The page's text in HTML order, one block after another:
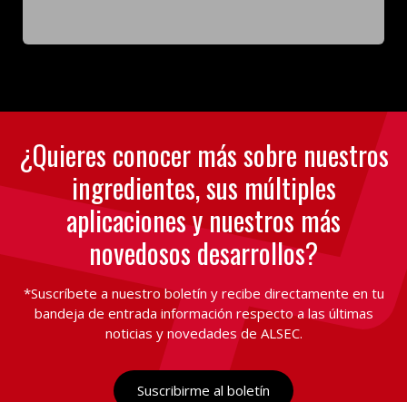
¿Quieres conocer más sobre nuestros
ingredientes, sus múltiples
aplicaciones y nuestros más
novedosos desarrollos?
*Suscríbete a nuestro boletín y recibe directamente en tu
bandeja de entrada información respecto a las últimas
noticias y novedades de ALSEC.
Suscribirme al boletín